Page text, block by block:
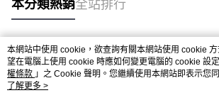
本分類熱銷全站排行
熱門標籤
本網站中使用 cookie，欲查詢有關本網站使用 cookie
望在電腦上使用 cookie 時應如何變更電腦的 cookie 設
權條款 」之 Cookie 聲明。您繼續使用本網站即表示您
用條款之 Cookie 聲明使用 cookie。
了解更多 >